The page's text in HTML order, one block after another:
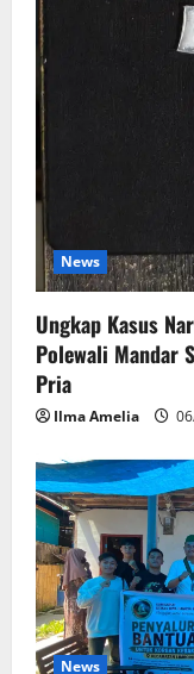
News
Ungkap Kasus
Polewali Mandar
Pria
Ilma Amelia
News